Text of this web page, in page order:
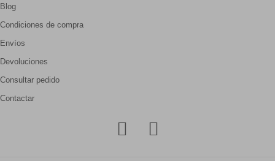
Blog
Condiciones de compra
Envíos
Devoluciones
Consultar pedido
Contactar